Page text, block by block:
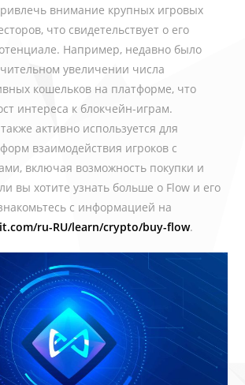
внимание крупных игровых
что свидетельствует о его
Например, недавно было
увеличении числа
кошельков на платформе, что
интереса к блокчейн-играм.
активно используется для
взаимодействия игроков с
включая возможность покупки и
вы хотите узнать больше о Flow и его
с информацией на
ru-RU/learn/crypto/buy-flow.